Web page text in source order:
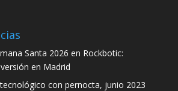
Santa 2026 en Rockbotic:
en Madrid
con pernocta, junio 2023